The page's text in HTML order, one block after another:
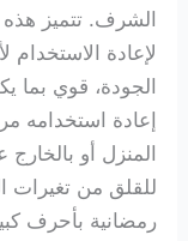
الشرف. تتميز هذه
لإعادة
الجودة، قوي بما
إعادة استخدامه
المنزل أو
للقلق من تغيرات
رمضانية بأحرف